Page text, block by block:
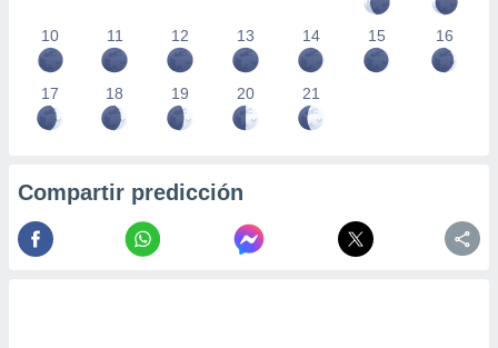
10 11 12 13 14 15 16
17 18 19 20 21
Compartir predicción